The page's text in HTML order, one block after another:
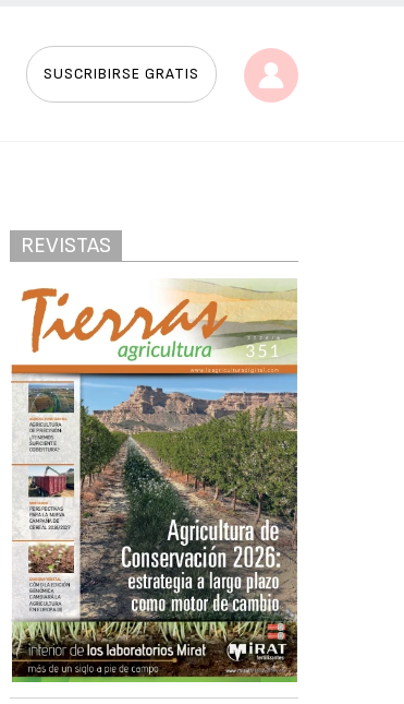
SUSCRIBIRSE GRATIS
REVISTAS